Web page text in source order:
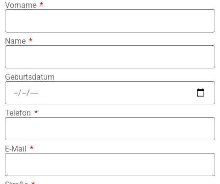
Vorname
Name
Geburtsdatum
Telefon
E-Mail